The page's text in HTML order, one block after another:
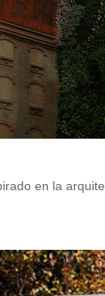
en la